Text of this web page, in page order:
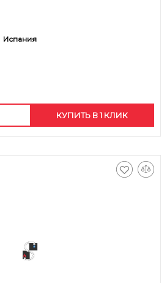
Испания
КУПИТЬ В 1 КЛИК